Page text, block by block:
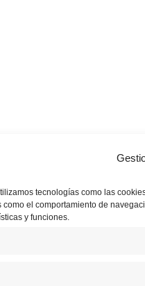
tecnologías como las
el comportamiento de
y funciones.